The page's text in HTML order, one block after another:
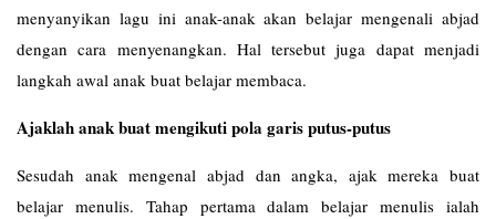
menyanyikan lagu ini anak-anak akan belajar mengenali abjad
dengan cara menyenangkan. Hal tersebut juga dapat menjadi
langkah awal anak buat belajar membaca.
Ajaklah anak buat mengikuti pola garis putus-putus
Sesudah anak mengenal abjad dan angka, ajak mereka buat
belajar menulis. Tahap pertama dalam belajar menulis ialah